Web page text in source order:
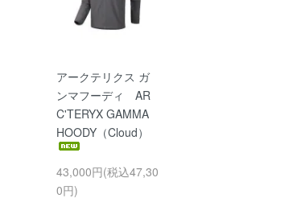
アークテリクス ガ
ンマフーディ AR
C'TERYX GAMMA
HOODY（Cloud）
43,000円(税込47,30
0円)